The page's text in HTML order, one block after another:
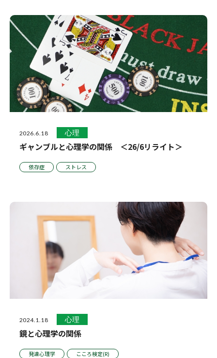
2026.6.18 心理
ギャンブルと心理学の関係 ＜26/6リライト＞
依存症 ストレス
2024.1.18 心理
鏡と心理学の関係
発達心理学 こころ検定(R)